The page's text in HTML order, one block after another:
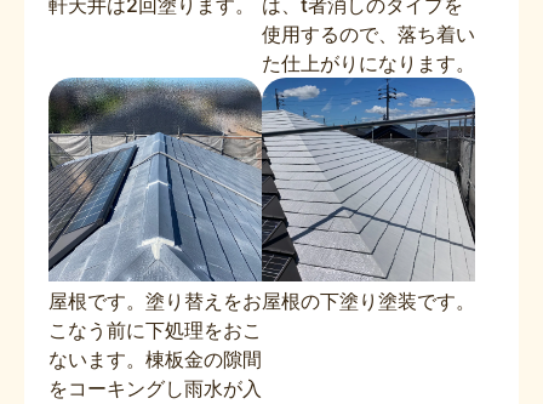
軒天井は2回塗ります。
は、t者消しのタイプを
使用するので、落ち着い
た仕上がりになります。
屋根です。塗り替えをお
こなう前に下処理をおこ
ないます。棟板金の隙間
をコーキングし雨水が入
屋根の下塗り塗装です。